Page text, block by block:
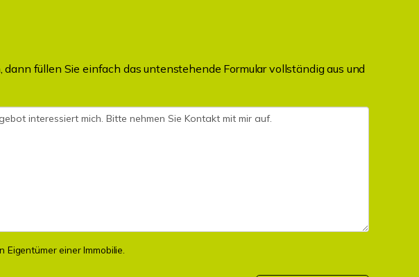
füllen Sie einfach das untenstehende Formular vollständig aus und
Eigentümer einer Immobilie.